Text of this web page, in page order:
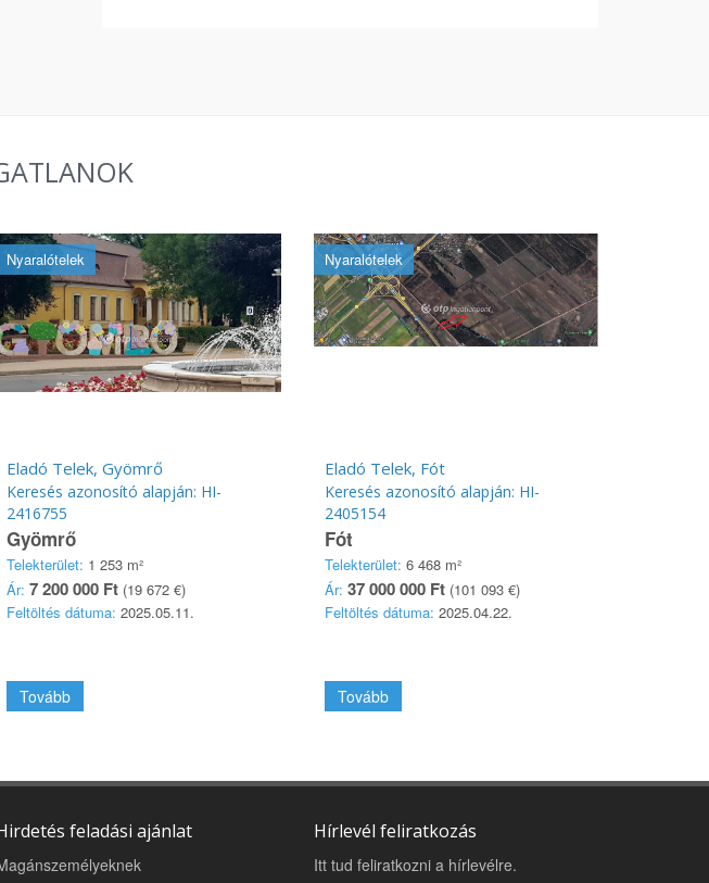
Nyaralótelek
Eladó Telek, Gyömrő
Keresés azonosító alapján: HI-
2416755
Gyömrő
Telekterület: 1 253 m²
Ár: 7 200 000 Ft (19 672 €)
Feltöltés dátuma: 2025.05.11.
Tovább
Nyaralótelek
Eladó Telek, Fót
Keresés azonosító alapján: HI-
2405154
Fót
Telekterület: 6 468 m²
Ár: 37 000 000 Ft(101 093 €)
Feltöltés dátuma: 2025.04.22.
Tovább
feladási ajánlat Hírlevél feliratkozás
Itt tud feliratkozni a hírlevélre.